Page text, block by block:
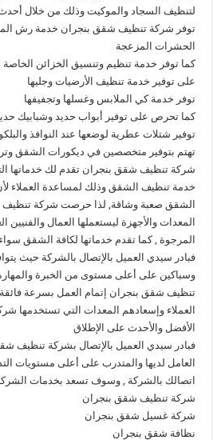
لتنظيف السجاد والموكيت وذلك من خلال أحدث
توفر شركة تنظيف شقق بنجران خدمة رش
الحشرات المزعجة
كما توفر خدمة تنظيم وتنسيق الخزائن
على توفير خدمة تنظيف الأرضيات وجليها
توفر خدمة كي الملابس وغسلها وتجفيفها
كما تحرص على توفير أبواب حديد وشبابيك
توفير شتلات عطرية لوضعها عند النوافذ
تهتم بتوفير متخصصين في ديكورات الشقق
شركة تنظيف شقق بنجران تقدم لك خدماتها
خدمة تنظيف الشقق وذلك لمساعدة العملاء
الشقق صعبة وشاقة, لذا حرصت شركة تنظيف
المعدات والأجهزة ليستعملها العمال والفنيين
المرجوة , كما تقدم خدماتها لكافة الشقق
فبادر سيدي العميل بالإتصال بالشركة حيث
وسباكين على أعلى مستوى من الخبرة
تنظيف شقق بنجران إتمام العمل بسرعة
العملاء وإسعادهم المعدات التي
الأفضل والأحدث على الإطلاق
فبادر سيدي العميل بالإتصال بشركة تنظيف
العامل لديها والمتدرب على أعلى مستويات
اتصالك بالشركة , وسوف تسعد بخدمات
شركة تنظيف شقق بنجران
شركة غسيل شقق بنجران
نظافة شقق بنجران